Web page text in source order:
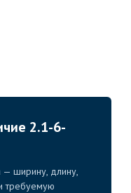
2.1-6-
— ширину, длину,
требуемую